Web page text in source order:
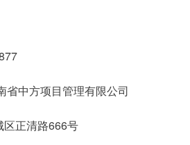
省中方项目管理有限公司
正清路666号